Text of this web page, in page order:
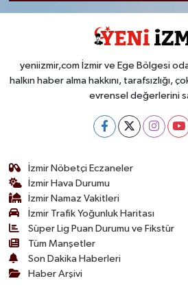
yeniizmir,com İzmir ve Ege Bölgesi
halkın haber alma hakkını, tarafsızlığı,
evrensel değerlerini
İzmir Nöbetçi Eczaneler
İzmir Hava Durumu
İzmir Namaz Vakitleri
İzmir Trafik Yoğunluk Haritası
Süper Lig Puan Durumu ve Fikstür
Tüm Manşetler
Son Dakika Haberleri
Haber Arşivi